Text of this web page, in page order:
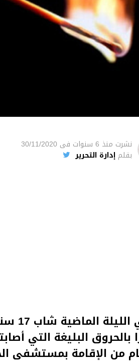
نشرت منذ 6 سنوات فى 30/11/2020
بقلم إدارة التحرير
بالحروق البليغة التي